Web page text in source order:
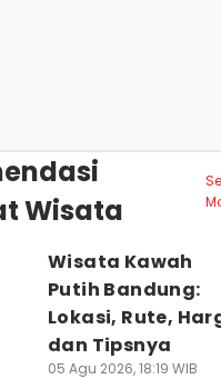
Wisata
Wisata Kawah
Putih Bandung:
Lokasi, Rute,
dan Tipsnya
05 Agu 2026, 18:19 WIB